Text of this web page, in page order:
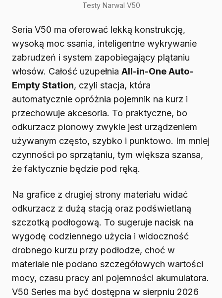
Testy Narwal V50
Seria V50 ma oferować lekką konstrukcję,
wysoką moc ssania, inteligentne wykrywanie
zabrudzeń i system zapobiegający plątaniu
włosów. Całość uzupełnia All-in-One Auto-
Empty Station, czyli stacja, która
automatycznie opróżnia pojemnik na kurz i
przechowuje akcesoria. To praktyczne, bo
odkurzacz pionowy zwykle jest urządzeniem
używanym często, szybko i punktowo. Im mniej
czynności po sprzątaniu, tym większa szansa,
że faktycznie będzie pod ręką.
Na grafice z drugiej strony materiału widać
odkurzacz z dużą stacją oraz podświetlaną
szczotką podłogową. To sugeruje nacisk na
wygodę codziennego użycia i widoczność
drobnego kurzu przy podłodze, choć w
materiale nie podano szczegółowych wartości
mocy, czasu pracy ani pojemności akumulatora.
V50 Series ma być dostępna w sierpniu 2026